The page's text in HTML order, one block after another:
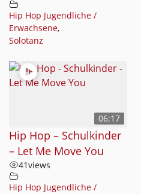
Hip Hop Jugendliche /
Erwachsene,
Solotanz
06:17
Hip Hop – Schulkinder
– Let Me Move You
41views
Hip Hop Jugendliche /